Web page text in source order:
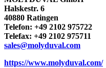
Halskestr. 6
40880 Ratingen
Telefon: +49 2102 975722
Telefax: +49 2102 975711
sales@molyduval.com
https://www.molyduval.com/